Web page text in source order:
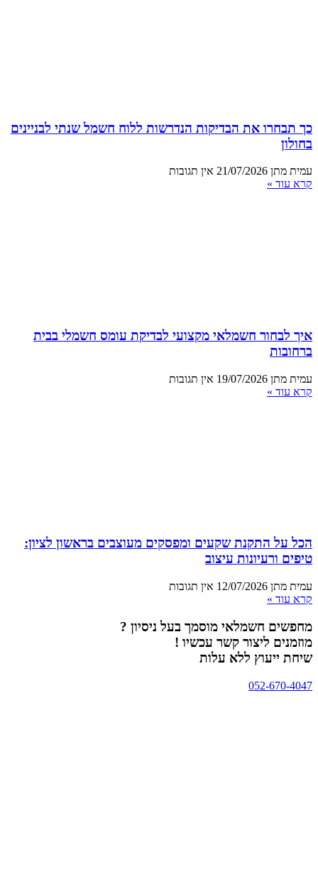
כך תבחרו את הבדיקות הנדרשות ללוח חשמל שנתי לבניינים
בחולון
עמית מתן 21/07/2026 אין תגובות
קרא עוד »
איך לבחור חשמלאי מקצועי לבדיקת עומס חשמלי בבית
ברחובות
עמית מתן 19/07/2026 אין תגובות
קרא עוד »
הכל על התקנת שקעים ומפסקים מעוצבים בראשון לציון:
טיפים ורעיונות עיצוב
עמית מתן 12/07/2026 אין תגובות
קרא עוד »
מחפשים חשמלאי מוסמך בעל ניסיון ?
מוזמנים ליצור קשר עכשיו !
שיחת ייעוץ ללא עלות
052-670-4047